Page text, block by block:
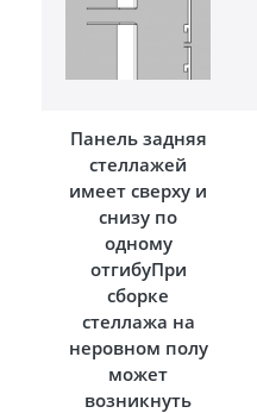
Панель задняя
стеллажей
имеет сверху и
снизу по
одному
отгибуПри
сборке
стеллажа на
неровном полу
может
возникнуть